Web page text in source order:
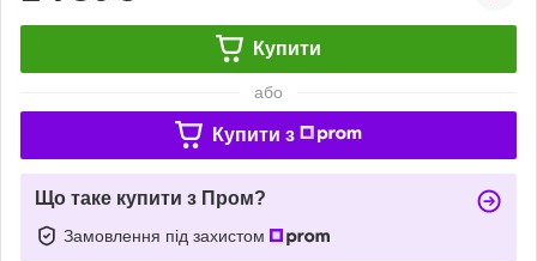
Купити
або
Купити з
Що таке купити з Пром?
Замовлення під захистом